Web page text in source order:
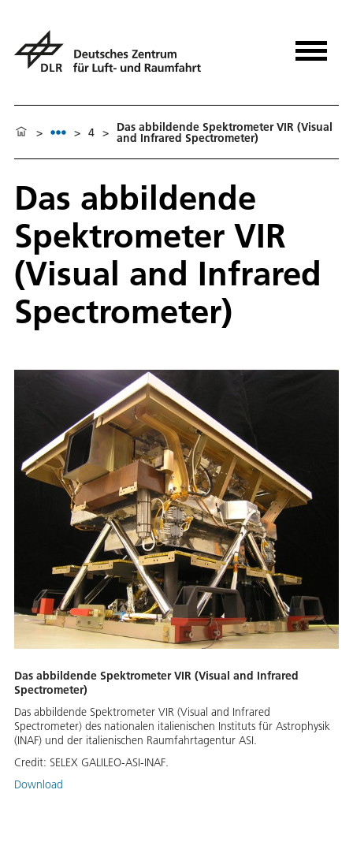
> > 4 > Das abbildende Spektrometer VIR (Visual
and Infrared Spectrometer)
Das abbildende
Spektrometer VIR
(Visual and Infrared
Spectrometer)
Das abbildende Spektrometer VIR (Visual and Infrared
Spectrometer)
Das abbildende Spektrometer VIR (Visual and Infrared
Spectrometer) des nationalen italienischen Instituts für Astrophysik
(INAF) und der italienischen Raumfahrtagentur ASI.
Credit: SELEX GALILEO-ASI-INAF.
Download